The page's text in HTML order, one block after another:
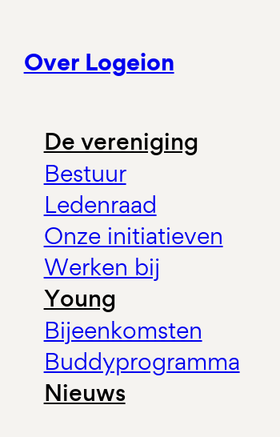
Over Logeion
De vereniging
Bestuur
Ledenraad
Onze initiatieven
Werken bij
Young
Bijeenkomsten
Buddyprogramma
Nieuws